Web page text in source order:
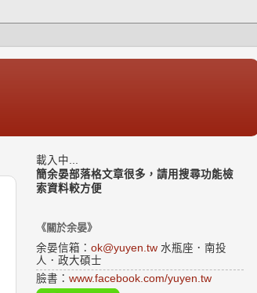
載入中...
簡余晏部落格文章很多，請用搜尋功能檢
索資料較方便
《關於余晏》
余晏信箱： ok@yuyen.tw 水瓶座．南投
人．政大碩士
臉書： www.facebook.com/yuyen.tw